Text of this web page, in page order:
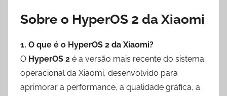
Sobre o HyperOS 2 da Xiaomi
1. O que é o HyperOS 2 da Xiaomi?
O HyperOS 2 é a versão mais recente do sistema
operacional da Xiaomi, desenvolvido para
aprimorar a performance, a qualidade gráfica, a